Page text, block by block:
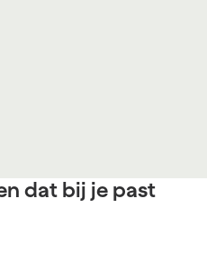
dat bij je past